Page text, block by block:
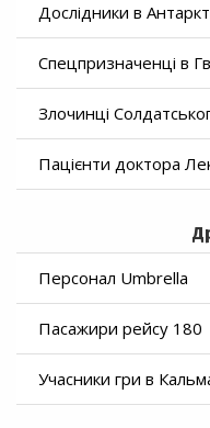
Дослідники в
Спецпризначенці в
Злочинці
Пацієнти доктора
Персонал Umbrella
Пасажири рейсу 180
Учасники гри в